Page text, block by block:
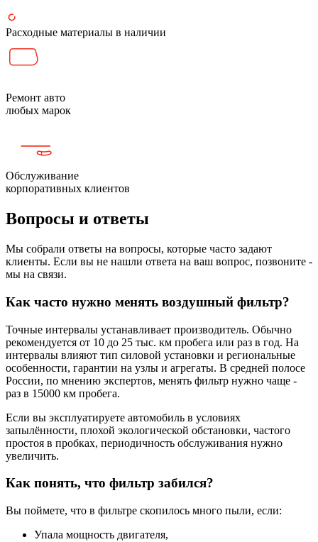
Расходные материалы в наличии
Ремонт авто
любых марок
Обслуживание
корпоративных клиентов
Вопросы и ответы
Мы собрали ответы на вопросы, которые часто задают
клиенты. Если вы не нашли ответа на ваш вопрос, позвоните -
мы на связи.
Как часто нужно менять воздушный фильтр?
Точные интервалы устанавливает производитель. Обычно
рекомендуется от 10 до 25 тыс. км пробега или раз в год. На
интервалы влияют тип силовой установки и региональные
особенности, гарантии на узлы и агрегаты. В средней полосе
России, по мнению экспертов, менять фильтр нужно чаще -
раз в 15000 км пробега.
Если вы эксплуатируете автомобиль в условиях
запылённости, плохой экологической обстановки, частого
простоя в пробках, периодичность обслуживания нужно
увеличить.
Как понять, что фильтр забился?
Вы поймете, что в фильтре скопилось много пыли, если:
Упала мощность двигателя,